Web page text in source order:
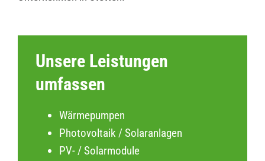
Unsere Leistungen
umfassen
Wärmepumpen
Photovoltaik / Solaranlagen
PV- / Solarmodule